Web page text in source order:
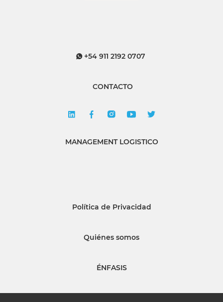
+54 911 2192 0707
CONTACTO
MANAGEMENT LOGISTICO
Política de Privacidad
Quiénes somos
ÉNFASIS